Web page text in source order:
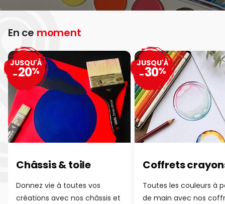
En ce moment
Châssis & toile
Donnez vie à toutes vos
créations avec nos châssis et
JUSQU'À
-20%
Coffrets
Toutes les couleurs à
de main avec nos
JUSQU'À
-30%